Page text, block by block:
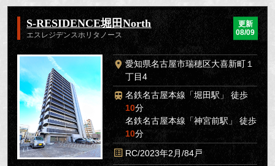
S-RESIDENCE堀田North
エスレジデンスホリタノース
更新
08/09
愛知県名古屋市瑞穂区大喜新町１
丁目4
名鉄名古屋本線「堀田駅」 徒歩
10分
名鉄名古屋本線「神宮前駅」 徒歩
10分
RC/2023年2月/84戸